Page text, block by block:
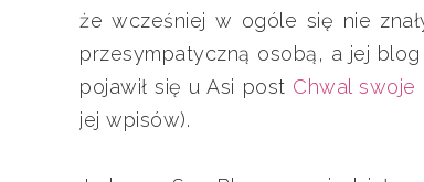
że wcześniej w ogóle się nie
przesympatyczną osobą, a jej
pojawił się u Asi post Chwal swoje
jej wpisów).